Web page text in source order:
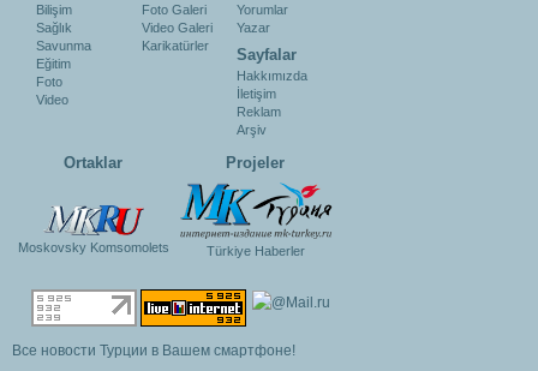
Bilişim
Sağlık
Savunma
Eğitim
Foto
Video
Foto Galeri
Video Galeri
Karikatürler
Yorumlar
Yazar
Sayfalar
Hakkımızda
İletişim
Reklam
Arşiv
Ortaklar
Moskovsky Komsomolets
Projeler
Türkiye Haberler
Все новости Турции в Вашем смартфоне!